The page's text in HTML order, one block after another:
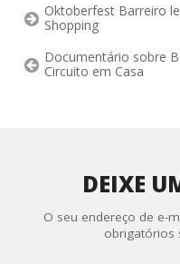
Oktoberfest Barreiro
Shopping
Documentário sobre
Circuito em Casa
DEIXE
O seu endereço de e-